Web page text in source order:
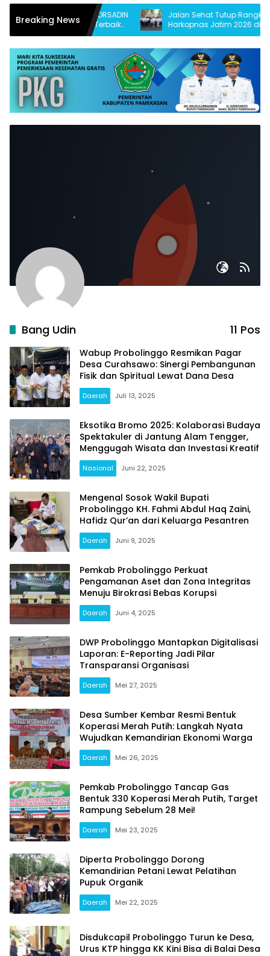
Breaking News
Hakim Apresiasi PORSADIN
Siapkan Santri Terbaik
dan Nasional
Jalan Sehat Tutup Rangkaian
Harkopnas Jatim 2026 di
Diikuti 15 Ribu Peserta dan Banjir
Bang Udin 11 Pos
Wabup Probolinggo Resmikan Pagar
Desa Curahsawo: Sinergi Pembangunan
Fisik dan Spiritual Lewat Dana Desa
Daerah Juli 13, 2025
Eksotika Bromo 2025: Kolaborasi Budaya
Spektakuler di Jantung Alam Tengger,
Menggugah Wisata dan Investasi Kreatif
Nasional Juni 22, 2025
Mengenal Sosok Wakil Bupati
Probolinggo KH. Fahmi Abdul Haq Zaini,
Hafidz Qur’an dari Keluarga Pesantren
Daerah Juni 9, 2025
Pemkab Probolinggo Perkuat
Pengamanan Aset dan Zona Integritas
Menuju Birokrasi Bebas Korupsi
Daerah Juni 4, 2025
DWP Probolinggo Mantapkan Digitalisasi
Laporan: E-Reporting Jadi Pilar
Transparansi Organisasi
Daerah Mei 27, 2025
Desa Sumber Kembar Resmi Bentuk
Koperasi Merah Putih: Langkah Nyata
Wujudkan Kemandirian Ekonomi Warga
Daerah Mei 26, 2025
Pemkab Probolinggo Tancap Gas
Bentuk 330 Koperasi Merah Putih, Target
Rampung Sebelum 28 Mei!
Daerah Mei 23, 2025
Diperta Probolinggo Dorong
Kemandirian Petani Lewat Pelatihan
Pupuk Organik
Daerah Mei 22, 2025
Disdukcapil Probolinggo Turun ke Desa,
Urus KTP hingga KK Kini Bisa di Balai Desa